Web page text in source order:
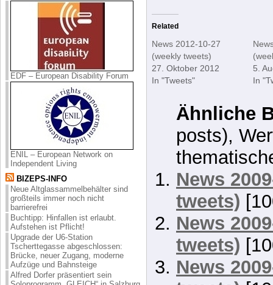
EDF – European Disability Forum
ENIL – European Network on
Independent Living
BIZEPS-INFO
Neue Altglassammelbehälter sind
großteils immer noch nicht
barrierefrei
Buchtipp: Hinfallen ist erlaubt.
Aufstehen ist Pflicht!
Upgrade der U6-Station
Tscherttegasse abgeschlossen:
Brücke, neuer Zugang, moderne
Aufzüge und Bahnsteige
Alfred Dorfer präsentiert sein
Related
News 2012-10-27
(weekly tweets)
27. Oktober 2012
In "Tweets"
5.
In
Ähnliche
posts),
News
tweets)
News
tweets)
News